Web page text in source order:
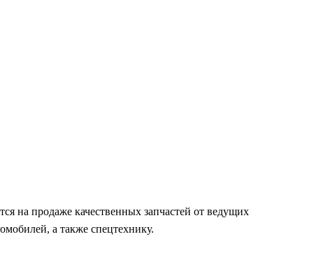
на продаже качественных запчастей от ведущих
а также спецтехнику.